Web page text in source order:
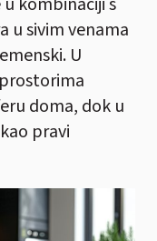
u sivim venama
U
doma, dok u
pravi